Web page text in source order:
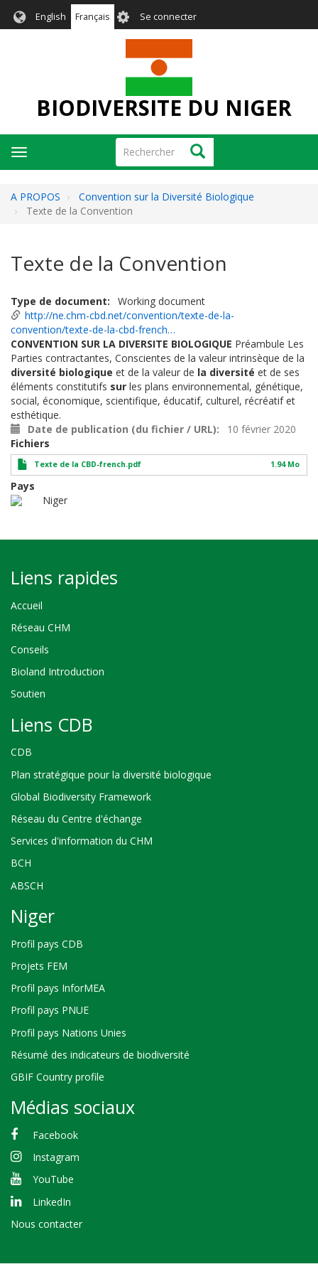
English Français User
account
menu
Se connecter
BIODIVERSITE DU NIGER
Rechercher Rechercher
Toggle
navigation
A PROPOS
Convention sur la Diversité Biologique
Texte de la Convention
Texte de la Convention
Type de document
Working document
http://ne.chm-cbd.net/convention/texte-de-la-
convention/texte-de-la-cbd-french…
CONVENTION SUR LA DIVERSITE BIOLOGIQUE Préambule Les
Parties contractantes, Conscientes de la valeur intrinsèque de la
diversité biologique et de la valeur de la diversité et de ses
éléments constitutifs sur les plans environnemental, génétique,
social, économique, scientifique, éducatif, culturel, récréatif et
esthétique.
Date de publication (du fichier / URL)
10 février 2020
Fichiers
Texte de la CBD-french.pdf 1.94 Mo
Pays
Niger
Liens rapides
Accueil
Réseau CHM
Conseils
Bioland Introduction
Soutien
Liens CDB
CDB
Plan stratégique pour la diversité biologique
Global Biodiversity Framework
Réseau du Centre d'échange
Services d'information du CHM
BCH
ABSCH
Niger
Profil pays CDB
Projets FEM
Profil pays InforMEA
Profil pays PNUE
Profil pays Nations Unies
Résumé des indicateurs de biodiversité
GBIF Country profile
Médias sociaux
Facebook
Instagram
YouTube
LinkedIn
Nous contacter